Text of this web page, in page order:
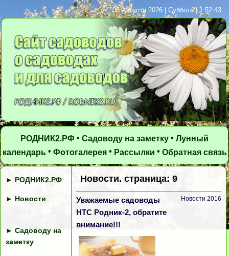
08 Августа 2026 | Суббота | 1:52:44
РОДНИК2.РФ • Садоводу на заметку • Лунный
календарь • Фотогалерея• Рассылки • Обратная связь
► РОДНИК2.РФ
► Новости
► Садоводу на
заметку
Новости. страница: 9
Уважаемые садоводы
НТС Родник-2, обратите
внимание!!!
Новости 2016